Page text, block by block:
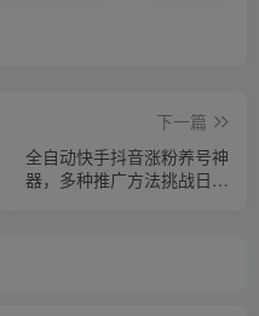
下一篇
全自动快手抖音涨粉养号神
器，多种推广方法挑战日入